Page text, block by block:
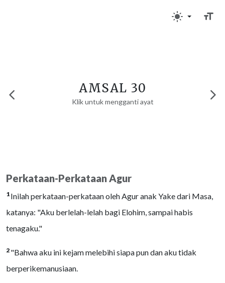
AMSAL 30
Klik untuk mengganti ayat
Perkataan-Perkataan Agur
1 Inilah perkataan-perkataan oleh Agur anak Yake dari Masa,
katanya: "Aku berlelah-lelah bagi Elohim, sampai habis
tenagaku."
2 "Bahwa aku ini kejam melebihi siapa pun dan aku tidak
berperikemanusiaan.